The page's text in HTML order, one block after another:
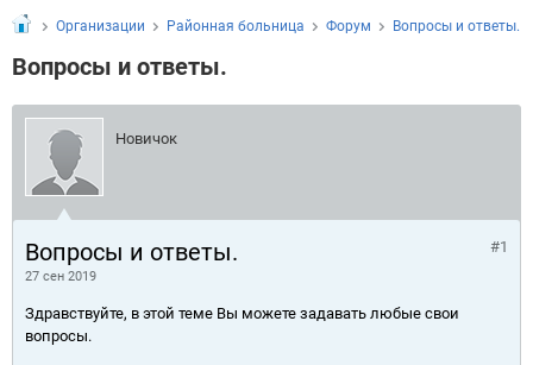
Организации Районная больница Форум Вопросы и ответы.
Вопросы и ответы.
Новичок
Вопросы и ответы.
27 сен 2019
#1
Здравствуйте, в этой теме Вы можете задавать любые свои
вопросы.